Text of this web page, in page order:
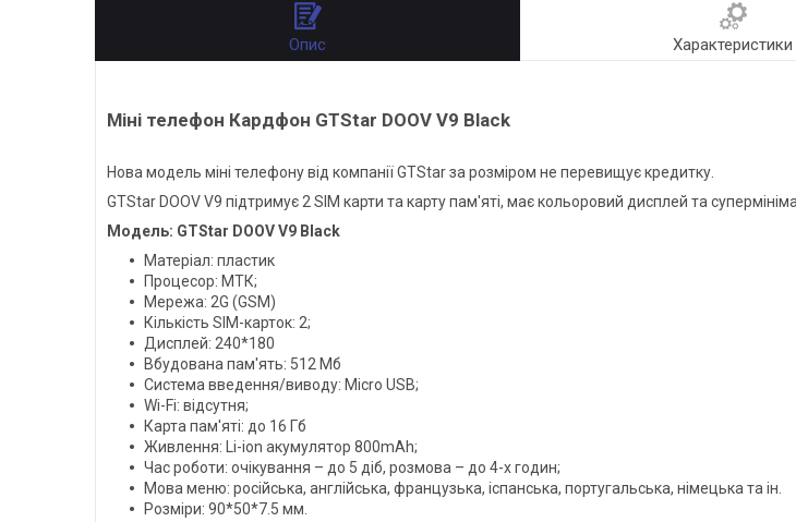
Опис Характеристики
Міні телефон Кардфон GTStar DOOV V9 Black
Нова модель міні телефону від компанії GTStar за розміром не перевищує кредитку.
GTStar DOOV V9 підтримує 2 SIM карти та карту пам'яті, має кольоровий дисплей та
Модель: GTStar DOOV V9 Black
Матеріал: пластик
Процесор: МТК;
Мережа: 2G (GSM)
Кількість SIM-карток: 2;
Дисплей: 240*180
Вбудована пам'ять: 512 Мб
Система введення/виводу: Micro USB;
Wi-Fi: відсутня;
Карта пам'яті: до 16 Гб
Живлення: Li-ion акумулятор 800mAh;
Час роботи: очікування – до 5 діб, розмова – до 4-х годин;
Мова меню: російська, англійська, французька, іспанська, португальська, німецька та ін.
Розміри: 90*50*7.5 мм.